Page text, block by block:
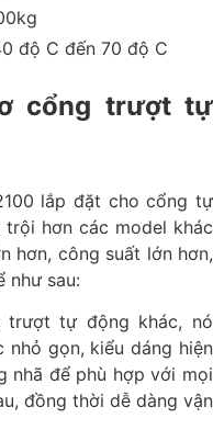
độ C đến 70 độ C
cổng trượt tự
lắp đặt cho cổng tự
hơn các model khác
hơn, công suất lớn hơn,
như sau:
trượt tự động khác, nó
gọn, kiểu dáng hiện
nhã để phù hợp với mọi
đồng thời dễ dàng vận